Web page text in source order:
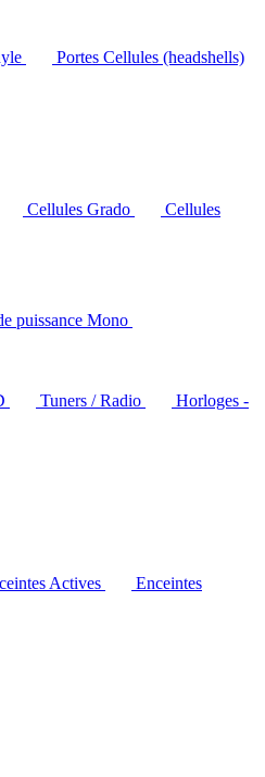
Portes Cellules (headshells)
Cellules Grado
Cellules
puissance Mono
Tuners / Radio
Horloges -
Actives
Enceintes